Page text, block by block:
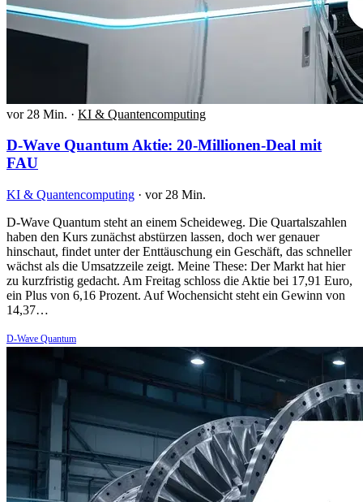
vor 28 Min. · KI & Quantencomputing
D-Wave Quantum Aktie: 20-Millionen-Deal mit
FAU
KI & Quantencomputing · vor 28 Min.
D-Wave Quantum steht an einem Scheideweg. Die Quartalszahlen
haben den Kurs zunächst abstürzen lassen, doch wer genauer
hinschaut, findet unter der Enttäuschung ein Geschäft, das schneller
wächst als die Umsatzzeile zeigt. Meine These: Der Markt hat hier
zu kurzfristig gedacht. Am Freitag schloss die Aktie bei 17,91 Euro,
ein Plus von 6,16 Prozent. Auf Wochensicht steht ein Gewinn von
14,37…
D-Wave Quantum